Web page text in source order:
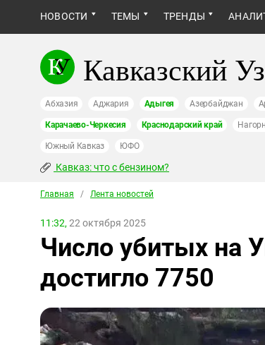
НОВОСТИ ТЕМЫ ТРЕНДЫ
Кавказский
Абхазия Аджария Адыгея Азербайджан
Карачаево-Черкесия Краснодарский край
Южный Кавказ ЮФО
Кавказ: что с бензином?
Главная / Лента новостей
11:32, 22 октября 2025
Число убитых на
достигло 7750